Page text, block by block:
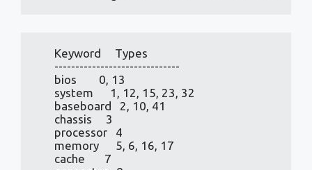
cache       7
connector   8
slot        9
Mengecek Pengunaan
SSD/Harddisk dan RAM